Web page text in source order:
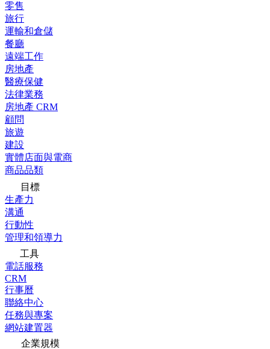
零售
旅行
運輸和倉儲
餐廳
遠端工作
房地產
醫療保健
法律業務
房地產 CRM
顧問
旅遊
建設
實體店面與電商
商品品類
目標
生產力
溝通
行動性
管理和領導力
工具
電話服務
CRM
行事曆
聯絡中心
任務與專案
網站建置器
企業規模